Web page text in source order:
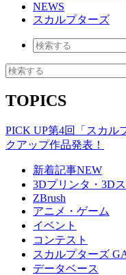
NEWS
スカルプターズ
TOPICS
PICK UP第4回「スカル
クアップ作品発表！
新着記事NEW
3Dプリンタ・3D
ZBrush
アニメ・ゲーム
イベント
コンテスト
スカルプターズ
データベース